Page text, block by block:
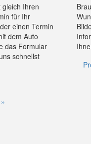
gleich Ihren
für Ihr
einen Termin
dem Auto
das Formular
schnellst